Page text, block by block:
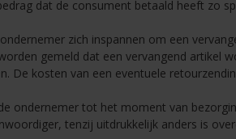
dat de consument betaald heeft zo
zich inspannen om een
gemeld dat een vervangend artikel
De kosten van een eventuele
ondernemer tot het moment van
tenzij uitdrukkelijk anders is